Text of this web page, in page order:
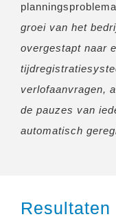
groei van het
overgestapt naar
verlofaanvragen,
de pauzes van
automatisch
Resultaten